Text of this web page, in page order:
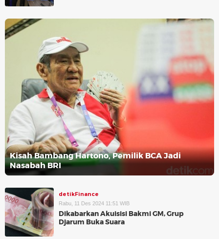
Kisah Bambang Hartono, Pemilik BCA Jadi
Nasabah BRI
detikFinance
Rabu, 11 Des 2024 11:51 WIB
Dikabarkan Akuisisi Bakmi GM, Grup
Djarum Buka Suara